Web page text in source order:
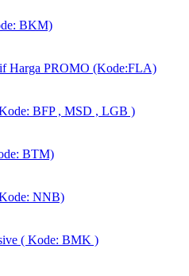
BKM)
Harga PROMO (Kode:FLA)
BFP , MSD , LGB )
BTM)
NNB)
( Kode: BMK )